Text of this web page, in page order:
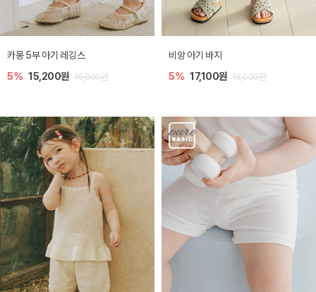
카몽 5부 아기 레깅스
5% 15,200원 16,000원
비앙 아기 바지
5% 17,100원 18,000원